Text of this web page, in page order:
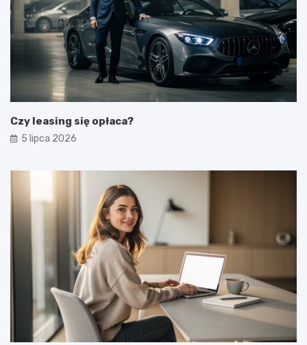
Czy leasing się opłaca?
5 lipca 2026